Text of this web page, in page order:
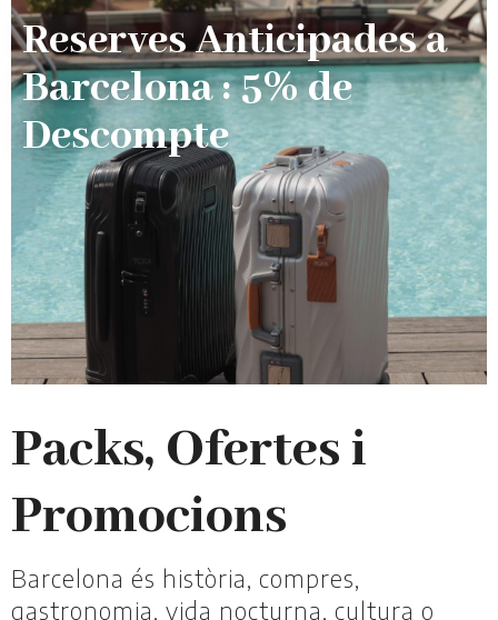
Reserves Anticipades a
Barcelona : 5% de
Descompte
Packs, Ofertes i
Promocions
Barcelona és història, compres,
gastronomia, vida nocturna, cultura o